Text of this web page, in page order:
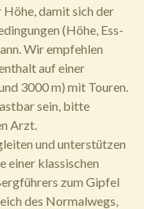
Höhe, damit sich der
(Höhe, Ess-
Wir empfehlen
auf einer
3000 m) mit Touren.
sein, bitte
Arzt.
und unterstützen
einer klassischen
zum Gipfel
des Normalwegs,